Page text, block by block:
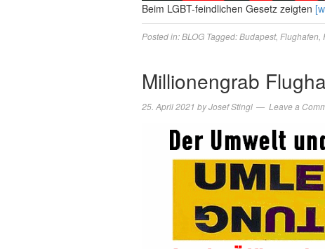
Beim LGBT-feindlichen Gesetz zeigten
Posted in:BLOG Tagged:Budapest, Flughafen
Millionengrab
25. April 2021 byJosef Stingl Leave a